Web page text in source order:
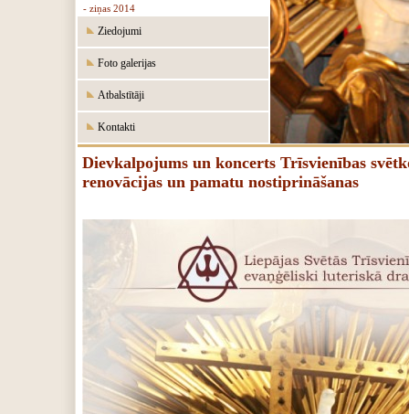
- ziņas 2014
Ziedojumi
Foto galerijas
Atbalstītāji
Kontakti
Dievkalpojums un koncerts Trīsvienības
renovācijas un pamatu nostiprināšanas